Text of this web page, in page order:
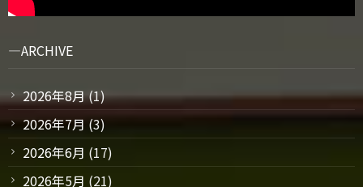
ARCHIVE
2026年8月(1)
2026年7月 (3)
2026年6月 (17)
2026年5月 (21)